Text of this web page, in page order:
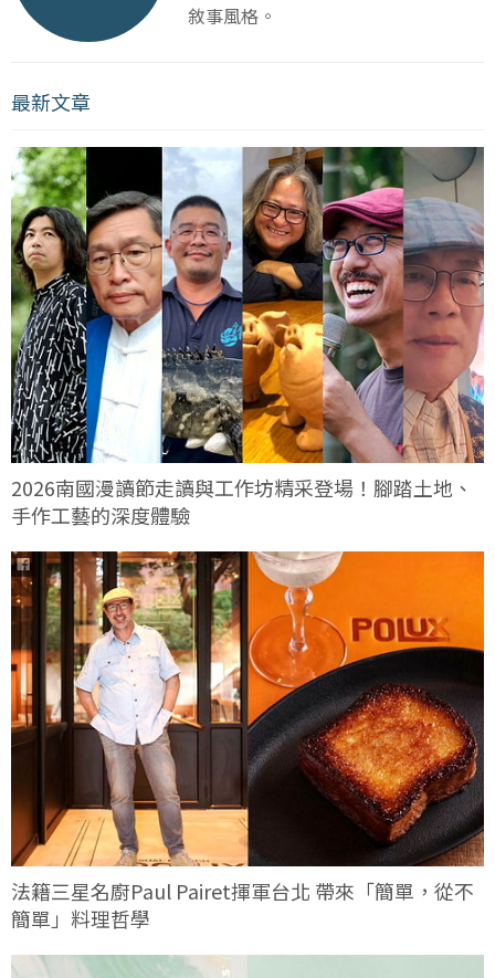
敘事風格。
最新文章
2026南國漫讀節走讀與工作坊精采登場！腳踏土地、
手作工藝的深度體驗
法籍三星名廚Paul Pairet揮軍台北 帶來「簡單，從不
簡單」料理哲學